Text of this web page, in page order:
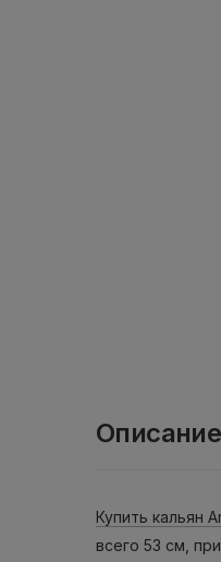
Описание
Купить кальян
всего 53 см,